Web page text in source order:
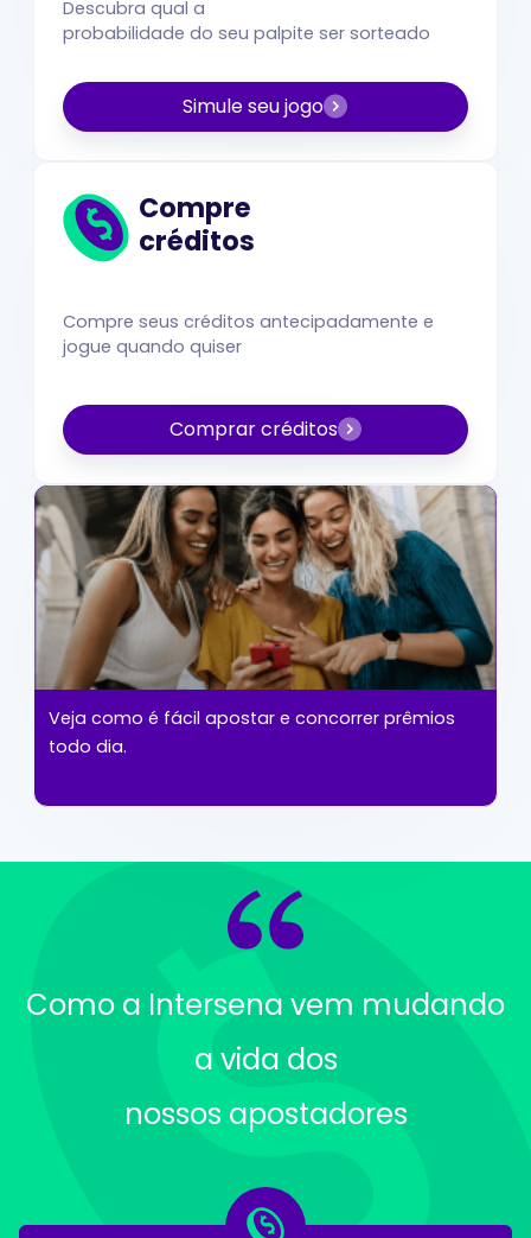
Descubra qual a
probabilidade do seu palpite ser sorteado
Simule seu jogo
Compre
créditos
Compre seus créditos antecipadamente e
jogue quando quiser
Comprar créditos
Veja como é fácil apostar e concorrer prêmios
todo dia.
Como a Intersena vem mudando
a vida dos
nossos apostadores